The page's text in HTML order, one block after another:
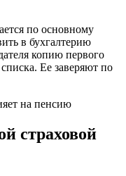
по основному
в бухгалтерию
копию первого
Ее заверяют по
на пенсию
страховой